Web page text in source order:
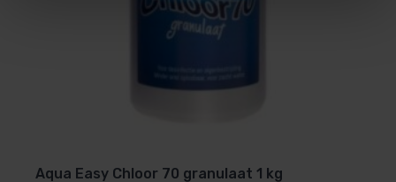
Aqua Easy Chloor 70 granulaat 1 kg